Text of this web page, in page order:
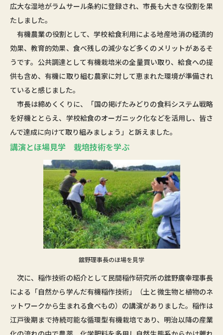
広大な湿地がラムサール条約に登録され、市長も大きな役割を果
たしました。
有機農業の役割として、学校給食利用による地産地消の経済的
効果、教育的効果、食べ残しの減少など多くのメリットがあるそ
うです。公共調達として有機栽培米の全量買い取り、給食への提
供も含め、有機に取り組む農家に対して恵まれた環境が準備され
ていると感じました。
市長は締めくくりに、「国の掲げたみどりの食料システム戦略
を好機ととらえ、学校給食のオーガニック化などを活用し、皆さ
んで達成に向けて取り組みましょう」と訴えました。
講演とほ場見学 栽培技術を学ぶ
舘野理事長のほ場を見学
次に、稲作技術の紹介として民間稲作研究所の舘野廣幸理事長
による「自然から学んだ有機稲作技術」（土と微生物と植物のネ
ットワークから生まれる食べもの）の講演がありました。稲作は
江戸後期まで持続可能な循環型有機栽培であり、明治以降の産業